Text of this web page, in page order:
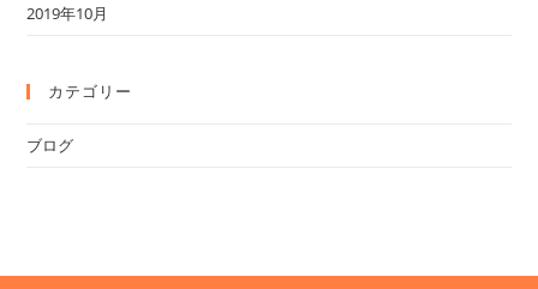
2019年10月
カテゴリー
ブログ